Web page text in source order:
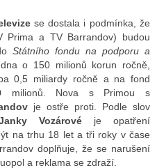
se dostala i podmínka, že
Prima a TV Barrandov) budou
Státního fondu na podporu a
o 150 milionů korun ročně,
0,5 miliardy ročně a na fond
milionů. Nova s Primou s
je ostře proti. Podle slov
Vozárovéje opatření
na trhu 18 let a tři roky v čase
doplňuje, že se narušení
a reklama se zdraží.